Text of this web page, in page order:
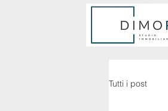
Tutti i post